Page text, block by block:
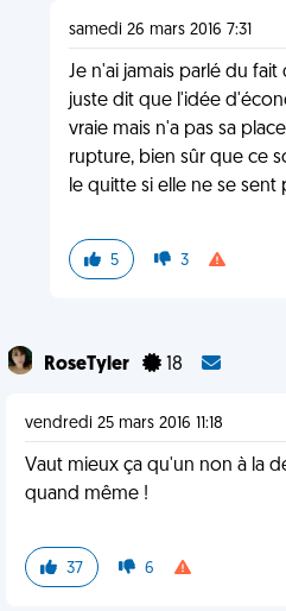
samedi 26 mars 2016 7:31
Je n'ai jamais parlé du
juste dit que l'idée
vraie mais n'a pas sa
rupture, bien sûr que ce
le quitte si elle ne se sent
5 3
RoseTyler 18
vendredi 25 mars 2016 11:18
Vaut mieux ça qu'un non à la
quand même !
37 6